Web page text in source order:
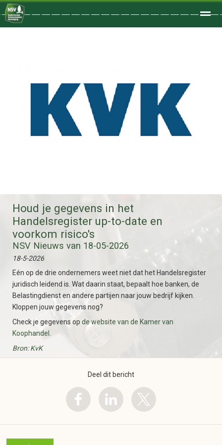
Houd je gegevens in het
Handelsregister up-to-date en
voorkom risico's
NSV Nieuws van 18-05-2026
18-5-2026
Eén op de drie ondernemers weet niet dat het Handelsregister
juridisch leidend is. Wat daarin staat, bepaalt hoe banken, de
Belastingdienst en andere partijen naar jouw bedrijf kijken.
Kloppen jouw gegevens nog?
Check je gegevens op de website van de Kamer van
Koophandel
Bron: KvK
Deel dit bericht